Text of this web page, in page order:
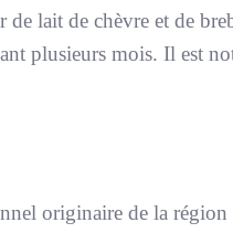
lait de chèvre et de
plusieurs mois. Il est
originaire de la